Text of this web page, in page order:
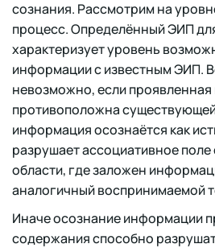
сознания. Рассмотрим на
процесс. Определённый ЭИП
характеризует уровень
информации с известным ЭИП.
невозможно, если
противоположна
информация осознаётся как
разрушает ассоциативное поле
области, где заложен
аналогичный воспринимаемой
Иначе осознание информации
содержания способно